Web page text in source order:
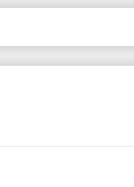
dostępnych